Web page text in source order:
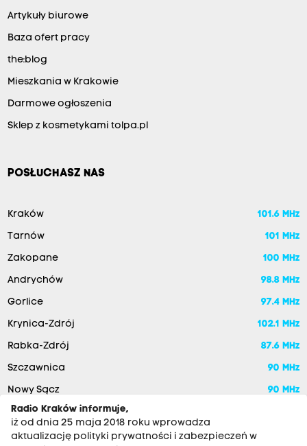
Artykuły biurowe
Baza ofert pracy
the:blog
Mieszkania w Krakowie
Darmowe ogłoszenia
Sklep z kosmetykami tolpa.pl
POSŁUCHASZ NAS
Kraków 101.6 MHz
Tarnów 101 MHz
Zakopane 100 MHz
Andrychów 98.8 MHz
Gorlice 97.4 MHz
Krynica-Zdrój 102.1 MHz
Rabka-Zdrój 87.6 MHz
Szczawnica 90 MHz
Nowy Sącz
90 MHz
Radio Kraków informuje,
iż od dnia 25 maja 2018 roku wprowadza
aktualizację polityki prywatności i zabezpieczeń w